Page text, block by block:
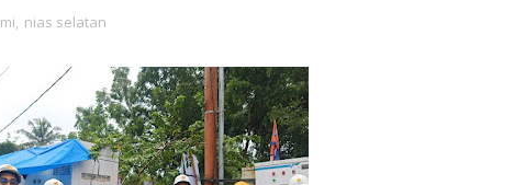
nias selatan